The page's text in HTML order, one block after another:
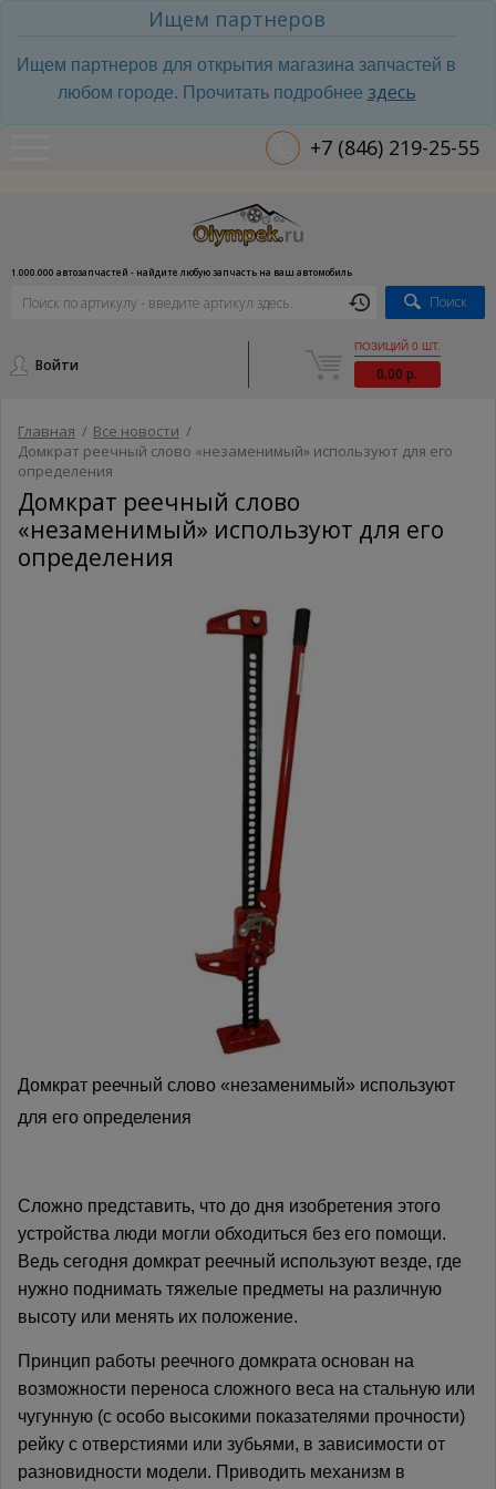
Ищем партнеров
Ищем партнеров для открытия магазина запчастей в
любом городе. Прочитать подробнее здесь
+7 (846) 219-25-55
1.000.000 автозапчастей - найдите любую запчасть на ваш автомобиль
Поиск
Войти
ПОЗИЦИЙ 0 ШТ.
0.00 р.
Главная / Все новости /
Домкрат реечный cлово «незаменимый» используют для его
определения
Домкрат реечный cлово
«незаменимый» используют для его
определения
Домкрат реечный cлово «незаменимый» используют
для его определения
Сложно представить, что до дня изобретения этого
устройства люди могли обходиться без его помощи.
Ведь сегодня домкрат реечный используют везде, где
нужно поднимать тяжелые предметы на различную
высоту или менять их положение.
Принцип работы реечного домкрата основан на
возможности переноса сложного веса на стальную или
чугунную (с особо высокими показателями прочности)
рейку с отверстиями или зубьями, в зависимости от
разновидности модели. Приводить механизм в